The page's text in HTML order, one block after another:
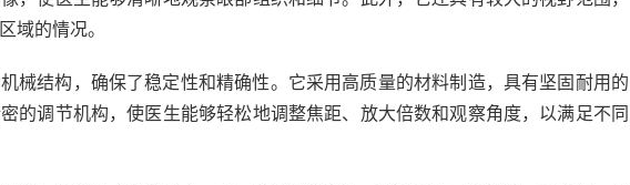
域的情况。
械结构，确保了稳定性和精确性。它采用高质量的材料制造，具有坚固耐用的
的调节机构，使医生能够轻松地调整焦距、放大倍数和观察角度，以满足不同